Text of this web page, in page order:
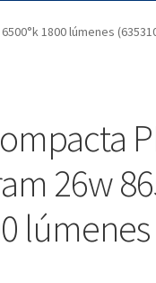
1800 lúmenes
26w